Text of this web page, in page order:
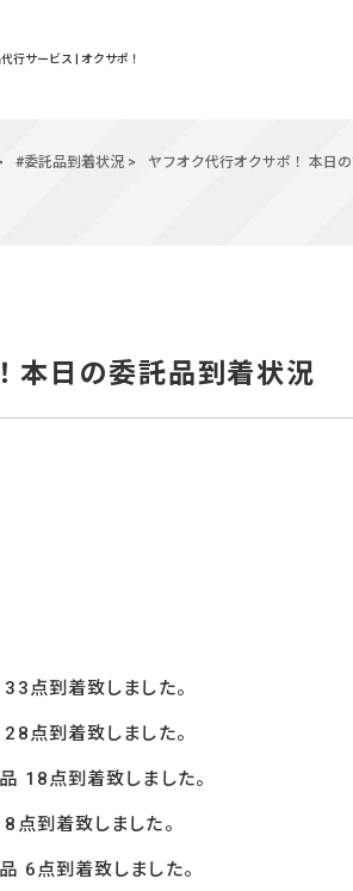
行サービス | オクサポ！
#委託品到着状況> ヤフオク代行オクサポ！ 本日
本日の委託品到着状況
33点到着致しました。
28点到着致しました。
18点到着致しました。
8 点到着致しました。
6点到着致しました。